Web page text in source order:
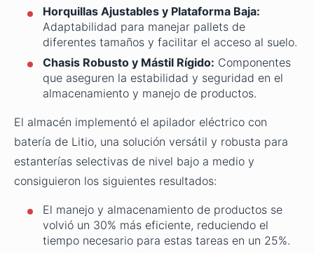
Horquillas Ajustables y Plataforma Baja:
Adaptabilidad para manejar pallets de
diferentes tamaños y facilitar el acceso al suelo.
Chasis Robusto y Mástil Rígido: Componentes
que aseguren la estabilidad y seguridad en el
almacenamiento y manejo de productos.
El almacén implementó el apilador eléctrico con
batería de Litio, una solución versátil y robusta para
estanterías selectivas de nivel bajo a medio y
consiguieron los siguientes resultados:
El manejo y almacenamiento de productos se
volvió un 30% más eficiente, reduciendo el
tiempo necesario para estas tareas en un 25%.